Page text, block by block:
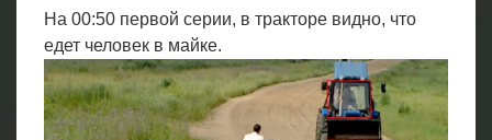
На 00:50 первой серии, в тракторе видно, что
едет человек в майке.